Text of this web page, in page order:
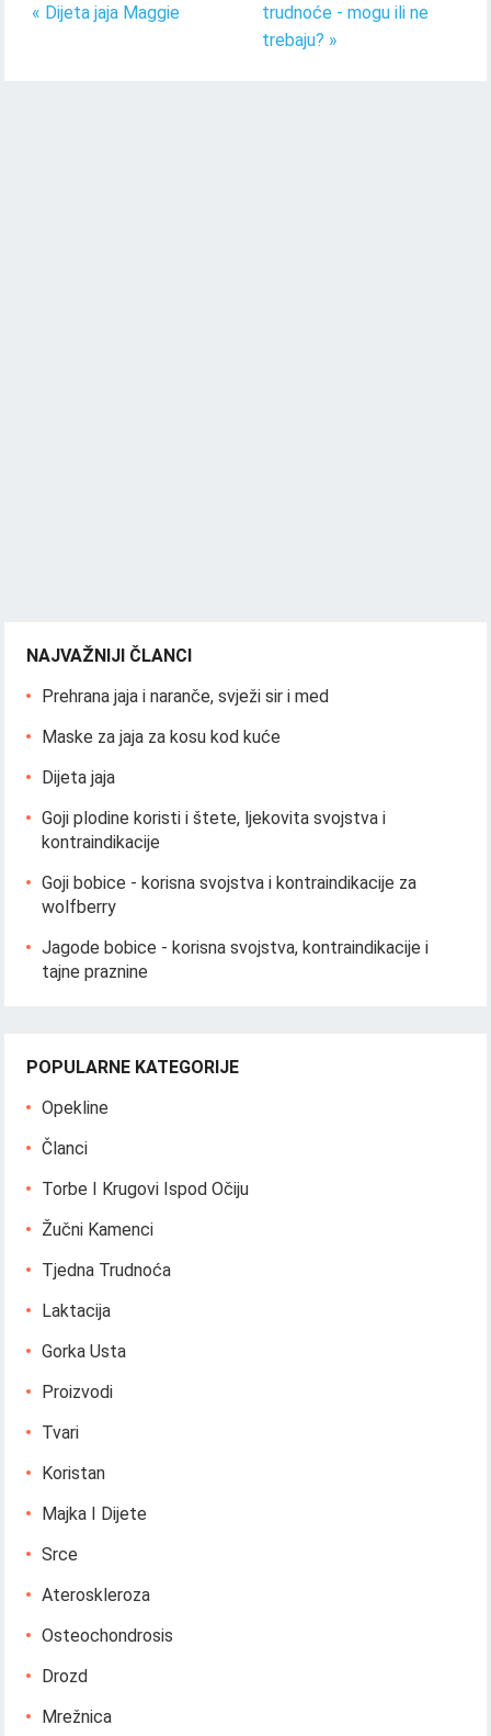
« Dijeta jaja Maggie
trudnoće - mogu ili ne
trebaju? »
NAJVAŽNIJI ČLANCI
Prehrana jaja i naranče, svježi sir i med
Maske za jaja za kosu kod kuće
Dijeta jaja
Goji plodine koristi i štete, ljekovita svojstva i
kontraindikacije
Goji bobice - korisna svojstva i kontraindikacije za
wolfberry
Jagode bobice - korisna svojstva, kontraindikacije i
tajne praznine
POPULARNE KATEGORIJE
Opekline
Članci
Torbe I Krugovi Ispod Očiju
Žučni Kamenci
Tjedna Trudnoća
Laktacija
Gorka Usta
Proizvodi
Tvari
Koristan
Majka I Dijete
Srce
Ateroskleroza
Osteochondrosis
Drozd
Mrežnica